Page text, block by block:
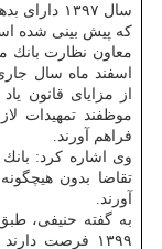
سال ۱۳۹۷
كه پیش بینی شده
معاون نظارت بانك
اسفند ماه سال
از مزایای قانون
موظفند تمهیدات
فراهم آورند.
وی اشاره كرد:
تقاضا بدون
آورند.
به گفته حنیفی،
۱۳۹۹ فرصت